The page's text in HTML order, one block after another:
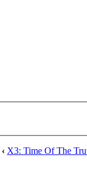
‹ X3: Time Of The